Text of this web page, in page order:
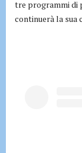
tre programmi di
continuerà la sua